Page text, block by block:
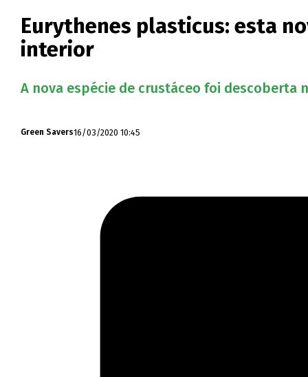
Eurythenes plasticus: esta
interior
A nova espécie de crustáceo foi descoberta
Green Savers16/03/2020 10:45